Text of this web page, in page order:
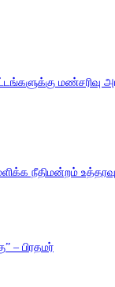
மண்சரிவு
நீதிமன்றம் உத்தரவு
– பிரதமர்